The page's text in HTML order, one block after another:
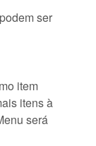
ser
item
itens à
será